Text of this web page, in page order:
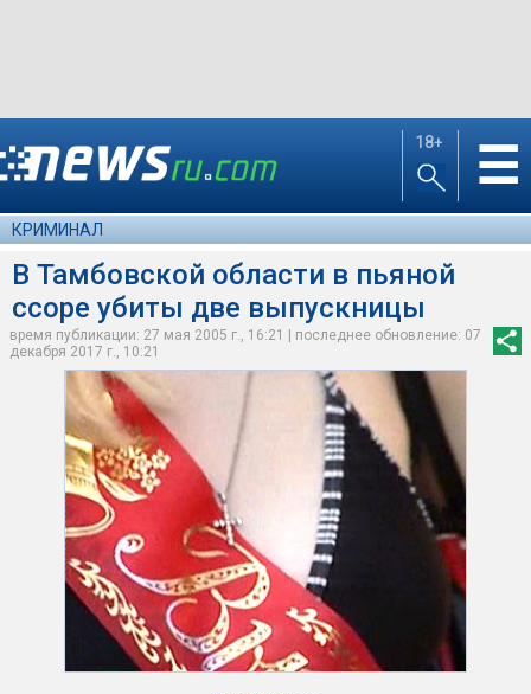
18+ ☰
КРИМИНАЛ
В Тамбовской области в пьяной
ссоре убиты две выпускницы
время публикации: 27 мая 2005 г., 16:21 | последнее обновление: 07
декабря 2017 г., 10:21